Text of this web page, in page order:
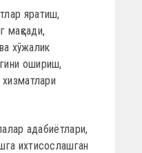
яратиш,
мақсади,
хўжалик
ошириш,
адабиётлари,
ихтисослашган